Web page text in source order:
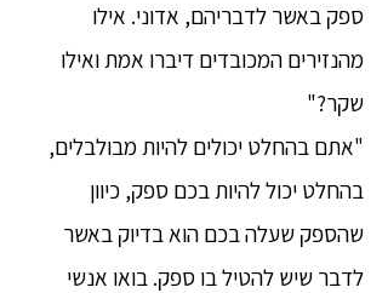
ספק באשר לדבריהם, אדוני. אילו
מהנזירים המכובדים דיברו אמת ואילו
שקר?"
"אתם בהחלט יכולים להיות מבולבלים,
בהחלט יכול להיות בכם ספק, כיוון
שהספק שעלה בכם הוא בדיוק באשר
לדבר שיש להטיל בו ספק. בואו אנשי